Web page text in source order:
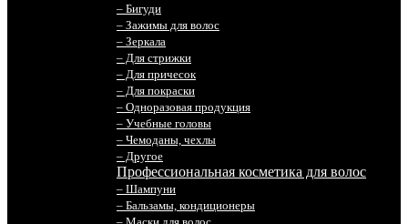
– Бигуди
– Зажимы для волос
– Зеркала
– Для стрижки
– Для причесок
– Для покраски
– Одноразовая продукция
– Учебные головы
– Чемоданы, чехлы
– Другое
Профессиональная косметика для волос
– Шампуни
– Бальзамы, кондиционеры